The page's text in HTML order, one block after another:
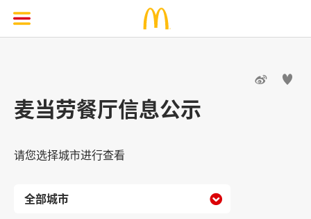
 
麦当劳餐厅信息公示
请您选择城市进行查看
